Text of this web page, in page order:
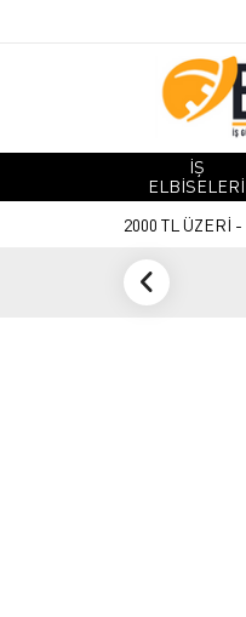
İŞ
ELBİSELERİ
2000 TL ÜZERİ -